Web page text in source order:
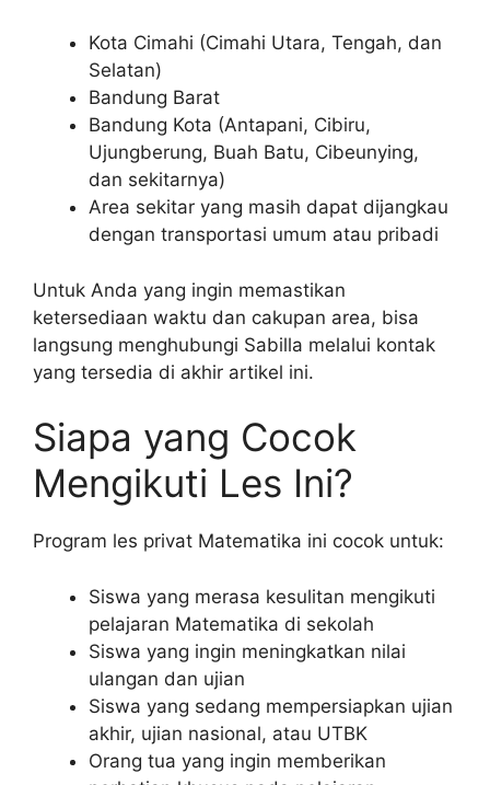
Kota Cimahi (Cimahi Utara, Tengah, dan
Selatan)
Bandung Barat
Bandung Kota (Antapani, Cibiru,
Ujungberung, Buah Batu, Cibeunying,
dan sekitarnya)
Area sekitar yang masih dapat dijangkau
dengan transportasi umum atau pribadi
Untuk Anda yang ingin memastikan
ketersediaan waktu dan cakupan area, bisa
langsung menghubungi Sabilla melalui kontak
yang tersedia di akhir artikel ini.
Siapa yang Cocok
Mengikuti Les Ini?
Program les privat Matematika ini cocok untuk:
Siswa yang merasa kesulitan mengikuti
pelajaran Matematika di sekolah
Siswa yang ingin meningkatkan nilai
ulangan dan ujian
Siswa yang sedang mempersiapkan ujian
akhir, ujian nasional, atau UTBK
Orang tua yang ingin memberikan